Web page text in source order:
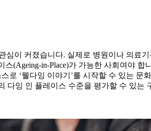
심이 커졌습니다. 실제로 병원이나 의
(Ageing-in-Place)가 가능한 사회여야
로 ‘웰다잉 이야기’를 시작할 수 있는
다잉 인 플레이스 수준을 평가할 수 있는